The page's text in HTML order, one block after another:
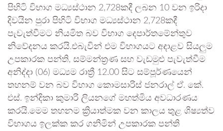
පිහිටි විභාග මධ්‍යස්ථාන 2,728කදී ලබන 10 වන ඉරිදා
දිවයින පුරා පිහිටි විභාග මධ්‍යස්ථාන 2,728කදී
පැවැත්වීමට නියමිත බව විභාග දෙපාර්තමේන්තුව
නිවේදනය කරයි.එබැවින් එම විභාගයට අදාළව සියලුම
උපකාරක පන්ති, සම්මන්ත්‍රණ සහ වැඩමුළු පැවැත්වීම
අනිද්දා (06) මධ්‍යම රාත්‍රී 12.00 සිට සම්පූර්ණයෙන්
තහනම් වන බව විභාග කොමසාරිස් ජනරාල් ඒ. කේ.
එස්. ඉන්දිකා කුමාරි ලියනගේ මහත්මිය අවධාරණය
කරයි.මෙම තහනම ක්‍රියාත්මක වන කාලය තුළ ශිෂ්‍යත්ව
විභාගය ඉලක්ක කර ගනිමින් උපකාරක පන්ති